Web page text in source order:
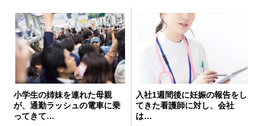
小学生の姉妹を連れた母親
が、通勤ラッシュの電車に乗
ってきて…
入社1週間後に妊娠の報告をし
てきた看護師に対し、会社
は…